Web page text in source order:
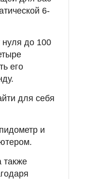
6-
нуля до 100
его
для себя
и
также